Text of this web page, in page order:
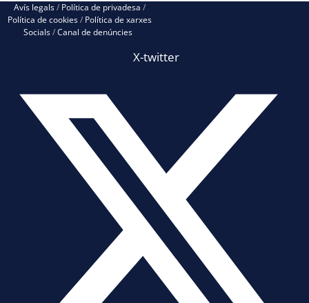
Avís legals/ Política de privadesa /
Política de cookies/ Política de xarxes
Socials/Canal de denúncies
X-twitter